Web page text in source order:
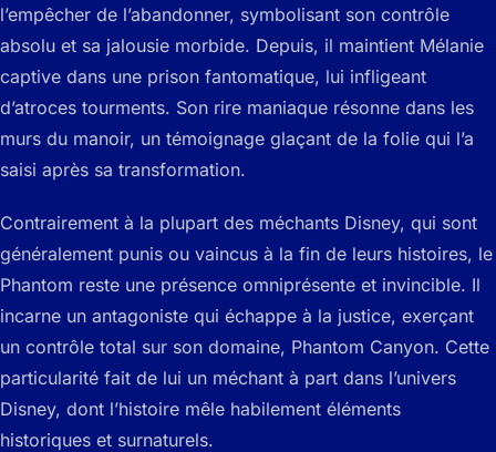
l’empêcher de l’abandonner, symbolisant son contrôle
absolu et sa jalousie morbide. Depuis, il maintient Mélanie
captive dans une prison fantomatique, lui infligeant
d’atroces tourments. Son rire maniaque résonne dans les
murs du manoir, un témoignage glaçant de la folie qui l’a
saisi après sa transformation.
Contrairement à la plupart des méchants Disney, qui sont
généralement punis ou vaincus à la fin de leurs histoires, le
Phantom reste une présence omniprésente et invincible. Il
incarne un antagoniste qui échappe à la justice, exerçant
un contrôle total sur son domaine, Phantom Canyon. Cette
particularité fait de lui un méchant à part dans l’univers
Disney, dont l’histoire mêle habilement éléments
historiques et surnaturels.